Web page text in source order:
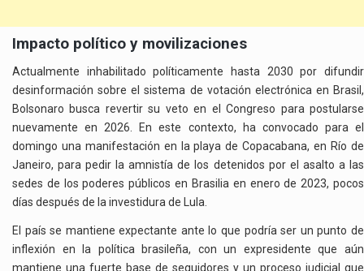
Impacto político y movilizaciones
Actualmente inhabilitado políticamente hasta 2030 por difundir
desinformación sobre el sistema de votación electrónica en Brasil,
Bolsonaro busca revertir su veto en el Congreso para postularse
nuevamente en 2026. En este contexto, ha convocado para el
domingo una manifestación en la playa de Copacabana, en Río de
Janeiro, para pedir la amnistía de los detenidos por el asalto a las
sedes de los poderes públicos en Brasilia en enero de 2023, pocos
días después de la investidura de Lula.
El país se mantiene expectante ante lo que podría ser un punto de
inflexión en la política brasileña, con un expresidente que aún
mantiene una fuerte base de seguidores y un proceso judicial que